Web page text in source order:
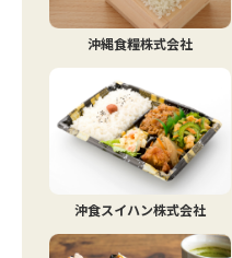
沖縄食糧株式会社
沖食スイハン株式会社